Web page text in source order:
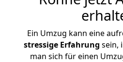
Ein Umzug kann eine
stressige Erfahrung sein,
man sich für einen